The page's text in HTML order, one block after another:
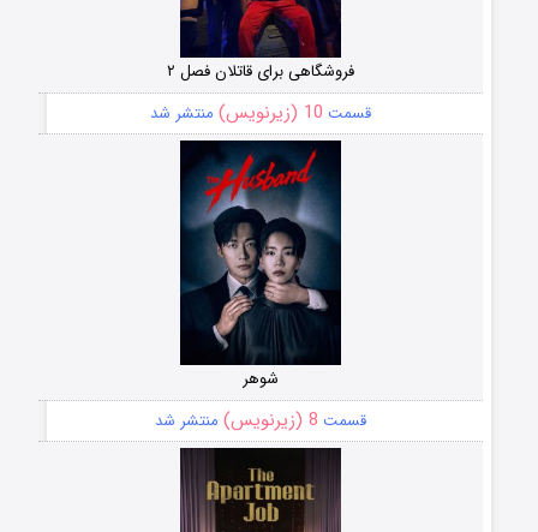
فروشگاهی برای قاتلان فصل ۲
قسمت 10 (زیرنویس) منتشر شد
شوهر
قسمت 8 (زیرنویس) منتشر شد